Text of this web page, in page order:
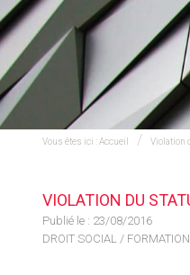
Vous êtes ici :Accueil Violation
VIOLATION DU
Publié le : 23/08/2016
DROIT SOCIAL /